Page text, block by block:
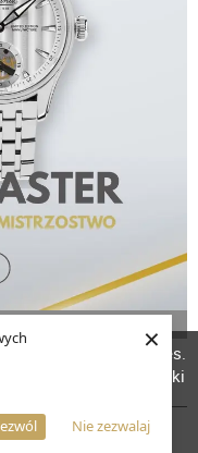
Nie zezwalaj
×
z plików cookies.
zgodę na to, że pliki
urządzeniu.
informacji